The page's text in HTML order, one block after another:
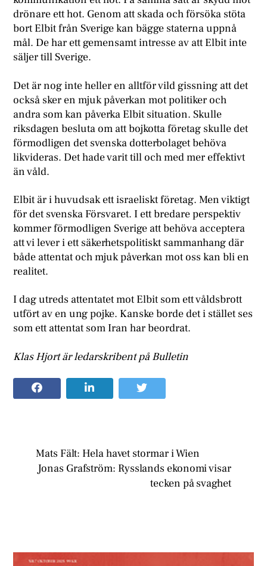
drönare ett hot. Genom att skada och försöka stöta
bort Elbit från Sverige kan bägge staterna uppnå
mål. De har ett gemensamt intresse av att Elbit inte
säljer till Sverige.
Det är nog inte heller en alltför vild gissning att det
också sker en mjuk påverkan mot politiker och
andra som kan påverka Elbit situation. Skulle
riksdagen besluta om att bojkotta företag skulle det
förmodligen det svenska dotterbolaget behöva
likvideras. Det hade varit till och med mer effektivt
än våld.
Elbit är i huvudsak ett israeliskt företag. Men viktigt
för det svenska Försvaret. I ett bredare perspektiv
kommer förmodligen Sverige att behöva acceptera
att vi lever i ett säkerhetspolitiskt sammanhang där
både attentat och mjuk påverkan mot oss kan bli en
realitet.
I dag utreds attentatet mot Elbit som ett våldsbrott
utfört av en ung pojke. Kanske borde det i stället ses
som ett attentat som Iran har beordrat.
Klas Hjort är ledarskribent på Bulletin
Mats Fält: Hela havet stormar i Wien
Jonas Grafström: Rysslands ekonomi visar
tecken på svaghet